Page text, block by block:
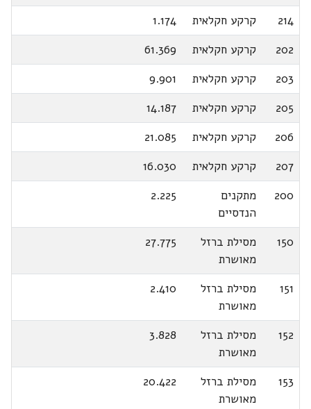
214
קרקע חקלאית
1.174
202
קרקע חקלאית
61.369
203
קרקע חקלאית
9.901
205
קרקע חקלאית
14.187
206
קרקע חקלאית
21.085
207
קרקע חקלאית
16.030
200
מתקנים
הנדסיים
2.225
150
מסילת ברזל
מאושרת
27.775
151
מסילת ברזל
מאושרת
2.410
152
מסילת ברזל
מאושרת
3.828
153
מסילת ברזל
מאושרת
20.422